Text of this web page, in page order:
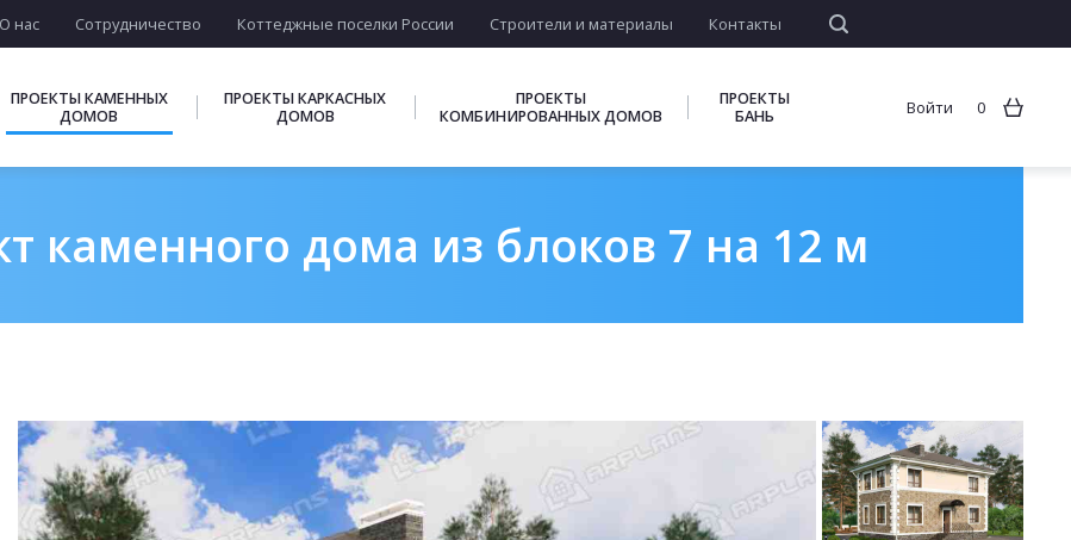
О нас Сотрудничество Коттеджные поселки России Строители и материалы Контакты
ПРОЕКТЫ КАМЕННЫХ
ДОМОВ
ПРОЕКТЫ КАРКАСНЫХ
ДОМОВ
ПРОЕКТЫ
КОМБИНИРОВАННЫХ ДОМОВ
ПРОЕКТЫ
БАНЬ
Войти 0
каменного дома из блоков 7 на 12 м